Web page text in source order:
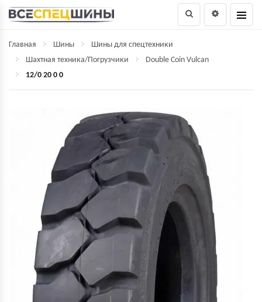
Главная Шины
Шины для спецтехники
Шахтная техника/Погрузчики
Double Coin Vulcan
12/0 20 0 0